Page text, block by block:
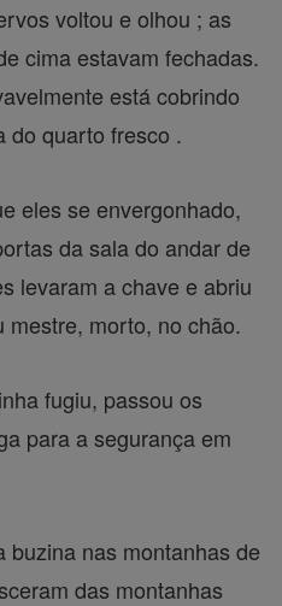
voltou e olhou ; as
cima estavam fechadas.
está cobrindo
do quarto fresco .
eles se envergonhado,
da sala do andar de
levaram a chave e abriu
mestre, morto, no chão.
fugiu, passou os
para a segurança em
buzina nas montanhas de
das montanhas